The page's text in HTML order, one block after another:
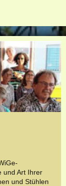
und Art Ihrer
und Stühlen